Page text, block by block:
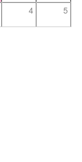
4 5